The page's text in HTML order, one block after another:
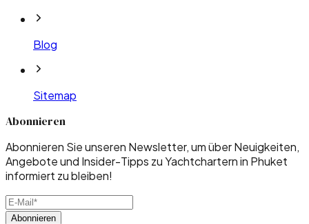
Blog
Sitemap
Abonnieren
Abonnieren Sie unseren Newsletter, um über Neuigkeiten,
Angebote und Insider-Tipps zu Yachtchartern in Phuket
informiert zu bleiben!
Abonnieren